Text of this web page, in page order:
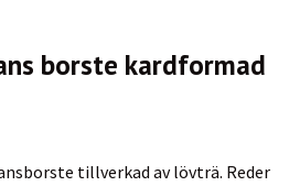
borste kardformad
tillverkad av lövträ. Reder